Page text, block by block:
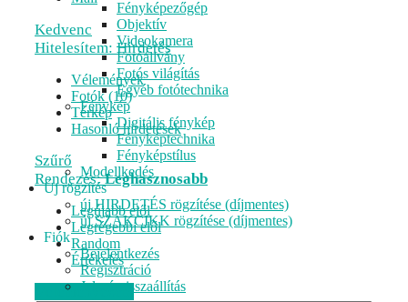
Fényképezőgép
Objektív
Videokamera
Fotóállvány
Fotós világítás
Egyéb fotótechnika
Fénykép
Digitális fénykép
Fényképtechnika
Fényképstílus
Modellkedés
Új rögzítés
új HIRDETÉS rögzítése (díjmentes)
új SZAKCIKK rögzítése (díjmentes)
Fiók
Bejelentkezés
Regisztráció
Jelszó visszaállítás
Kedvenc
Hitelesítem: Hirdetés
Vélemények
Fotók (10)
Térkép
Hasonló hirdetések
Szűrő
Rendezés:Leghasznosabb
Legújabb elől
Legrégebbi elől
Random
Értékelés
Véleményezem